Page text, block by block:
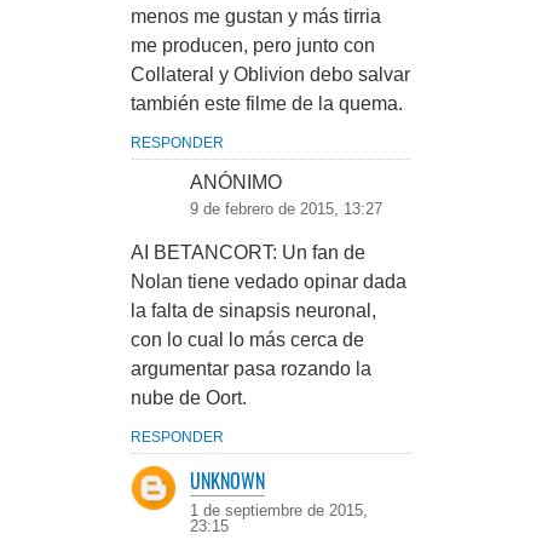
menos me gustan y más tirria
me producen, pero junto con
Collateral y Oblivion debo salvar
también este filme de la quema.
RESPONDER
ANÓNIMO
9 de febrero de 2015, 13:27
AI BETANCORT: Un fan de
Nolan tiene vedado opinar dada
la falta de sinapsis neuronal,
con lo cual lo más cerca de
argumentar pasa rozando la
nube de Oort.
RESPONDER
UNKNOWN
1 de septiembre de 2015,
23:15